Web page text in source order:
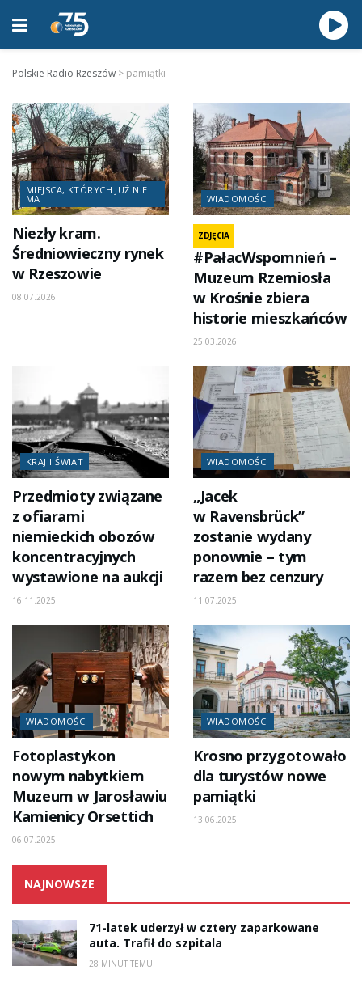
Polskie Radio Rzeszów > pamiątki
MIEJSCA, KTÓRYCH JUŻ NIE
MA
Niezły kram.
Średniowieczny rynek
w Rzeszowie
08.07.2026
WIADOMOŚCI
ZDJĘCIA
#PałacWspomnień –
Muzeum Rzemiosła
w Krośnie zbiera
historie mieszkańców
25.03.2026
KRAJ I ŚWIAT
Przedmioty związane
z ofiarami
niemieckich obozów
koncentracyjnych
wystawione na aukcji
16.11.2025
WIADOMOŚCI
„Jacek
w Ravensbrück”
zostanie wydany
ponownie – tym
razem bez cenzury
11.07.2025
WIADOMOŚCI
Fotoplastykon
nowym nabytkiem
Muzeum w Jarosławiu
Kamienicy Orsettich
06.07.2025
WIADOMOŚCI
Krosno przygotowało
dla turystów nowe
pamiątki
13.06.2025
NAJNOWSZE
71-latek uderzył w cztery zaparkowane
auta. Trafił do szpitala
28 MINUT TEMU